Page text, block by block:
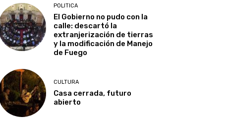
POLITICA
El Gobierno no pudo con la
calle: descartó la
extranjerización de tierras
y la modificación de Manejo
de Fuego
CULTURA
Casa cerrada, futuro
abierto